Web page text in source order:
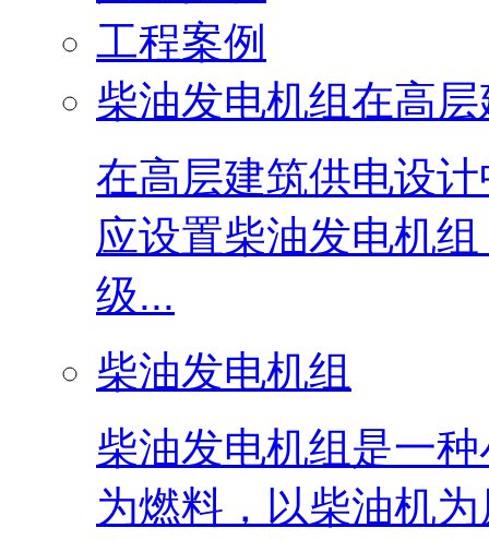
工程案例
柴油发电机组在高
在高层建筑供电设
应设置柴油发电机
级...
柴油发电机组
柴油发电机组是一
为燃料，以柴油机